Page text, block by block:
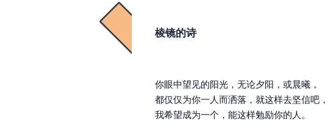
棱镜的诗
你眼中望见的阳光，无论夕阳，或晨曦，
都仅仅为你一人而洒落，就这样去坚信吧，
我希望成为一个，能这样勉励你的人。